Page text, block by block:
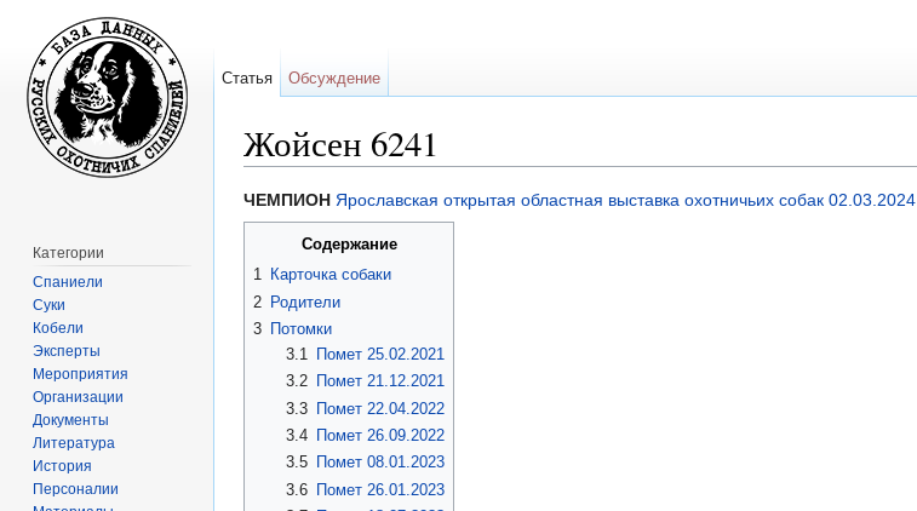
Жойсен 6241
ЧЕМПИОН Ярославская открытая областная выставка охотничьих собак 02.03.2024
Содержание
1 Карточка собаки
2 Родители
3 Потомки
3.1
Помет 25.02.2021
3.2
Помет 21.12.2021
3.3
Помет 22.04.2022
3.4
Помет 26.09.2022
3.5
Помет 08.01.2023
3.6 Помет 26.01.2023
Статья Обсуждение
Категории
Спаниели
Суки
Кобели
Эксперты
Мероприятия
Организации
Документы
Литература
История
Персоналии